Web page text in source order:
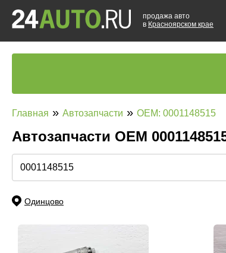
продажа авто
в Красноярском крае
Главная » Автозапчасти » OEM: 0001148515
Автозапчасти ОЕМ
Одинцово